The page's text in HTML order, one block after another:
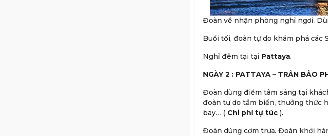
Đoàn về nhận phòng nghỉ ngơi.
Buổi tối, đoàn tự do khám phá các
Nghỉ đêm tại tại Pattaya.
NGÀY 2 : PATTAYA – TRÂN BẢO
Đoàn dùng điểm tâm sáng tại
đoàn tự do tắm biển, thưởng thức
bay… ( Chi phí tự túc).
Đoàn dùng cơm trưa. Đoàn khởi